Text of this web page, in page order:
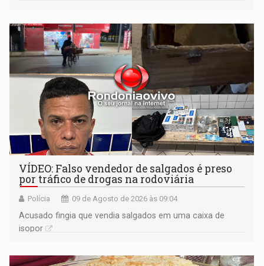
VÍDEO: Falso vendedor de salgados é preso
por tráfico de drogas na rodoviária
Polícia 09 de Agosto de 2026 às 09:04
Acusado fingia que vendia salgados em uma caixa de
isopor